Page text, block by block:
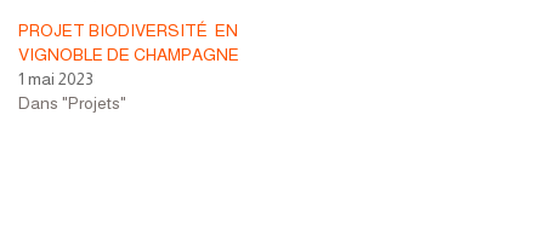
PROJET BIODIVERSITÉ EN
VIGNOBLE DE CHAMPAGNE
1 mai 2023
Dans "Projets"